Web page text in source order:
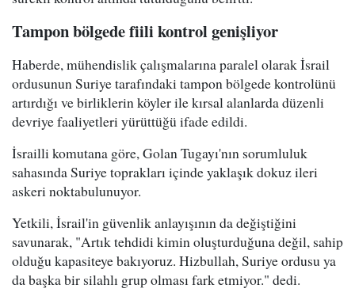
Tampon bölgede fiili kontrol genişliyor
Haberde, mühendislik çalışmalarına paralel olarak İsrail
ordusunun Suriye tarafındaki tampon bölgede kontrolünü
artırdığı ve birliklerin köyler ile kırsal alanlarda düzenli
devriye faaliyetleri yürüttüğü ifade edildi.
İsrailli komutana göre, Golan Tugayı'nın sorumluluk
sahasında Suriye toprakları içinde yaklaşık dokuz ileri
askeri noktabulunuyor.
Yetkili, İsrail'in güvenlik anlayışının da değiştiğini
savunarak, "Artık tehdidi kimin oluşturduğuna değil, sahip
olduğu kapasiteye bakıyoruz. Hizbullah, Suriye ordusu ya
da başka bir silahlı grup olması fark etmiyor." dedi.